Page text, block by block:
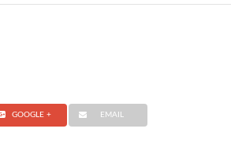
GOOGLE + EMAIL